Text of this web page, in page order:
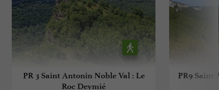
PR 3 Saint Antonin Noble Val : Le
Roc Deymié
PR9